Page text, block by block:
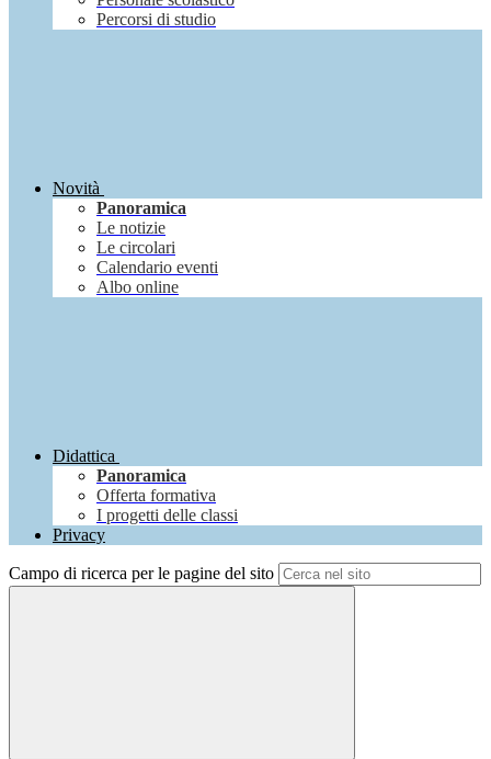
Percorsi di studio
Novità
Panoramica
Le notizie
Le circolari
Calendario eventi
Albo online
Didattica
Panoramica
Offerta formativa
I progetti delle classi
Privacy
Campo di ricerca per le pagine del sito